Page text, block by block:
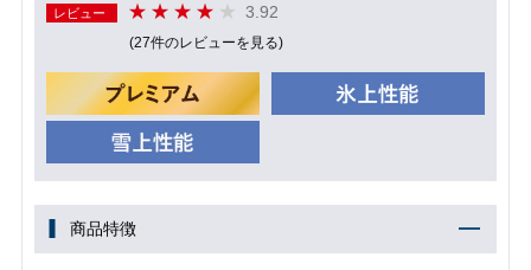
レビュー 3.92
(27件のレビューを見る)
商品特徴